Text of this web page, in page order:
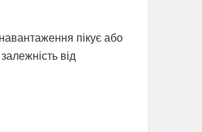
пікує або
від